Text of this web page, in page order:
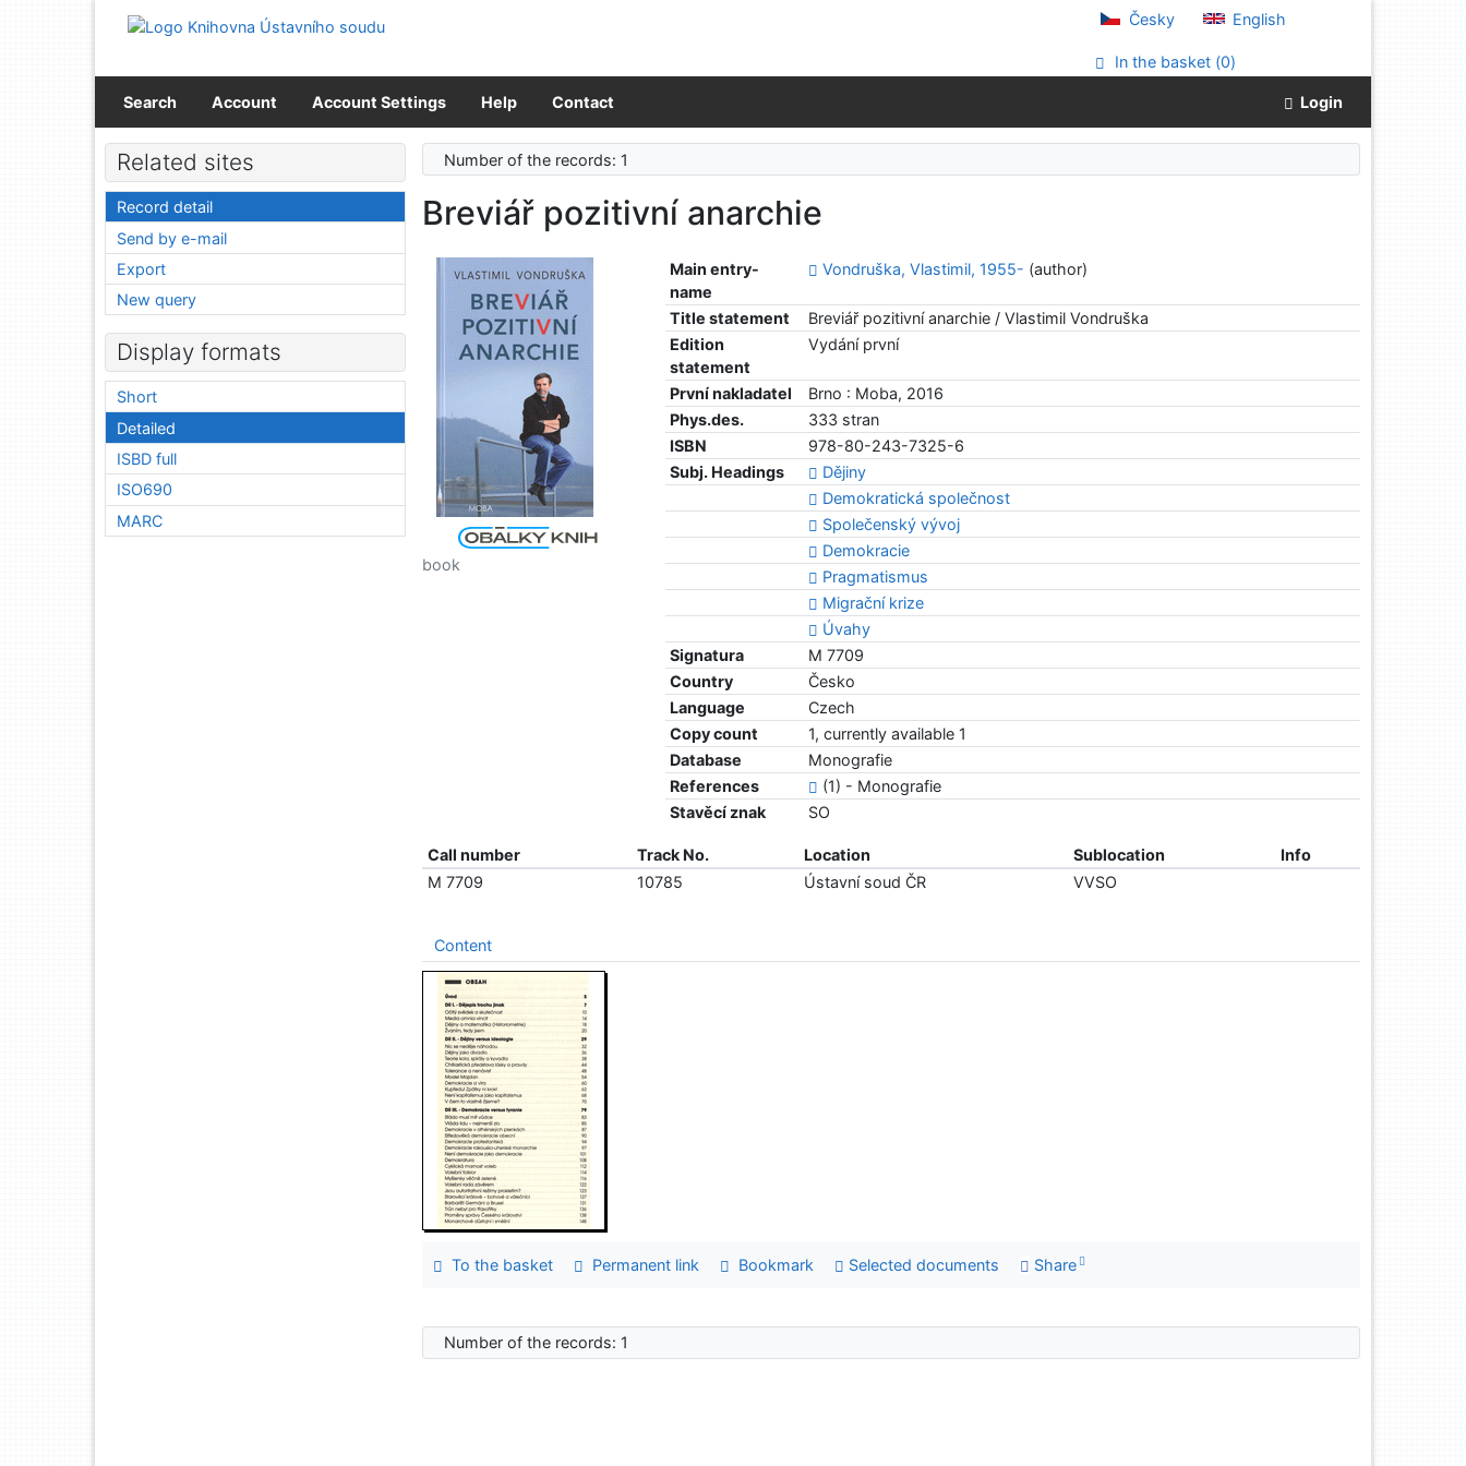
Go to menu
Česky English
In the basket (0)
Search Account Account Settings Help Contact Login
Number of the records: 1
Breviář pozitivní anarchie
Main entry-
name
Vondruška, Vlastimil, 1955- (author)
Title statement
Breviář pozitivní anarchie / Vlastimil Vondruška
Edition
statement
Vydání první
První nakladatel
Brno : Moba, 2016
Phys.des.
333 stran
ISBN
978-80-243-7325-6
Subj. Headings
Dějiny
Demokratická společnost
Společenský vývoj
Demokracie
Pragmatismus
Migrační krize
Úvahy
Signatura
M 7709
Country
Česko
Language
Czech
Copy count
1, currently available 1
Database
Monografie
References
(1) - Monografie
Stavěcí znak
SO
book
Call number Track No. Location Sublocation
Info
M 7709
10785 Ústavní soud ČR VVSO
Content
To the basket Permanent link Bookmark Selected documents Share
Number of the records: 1
Related sites
Record detail
Send by e-mail
Export
New query
Display formats
Short
Detailed
ISBD full
ISO690
MARC